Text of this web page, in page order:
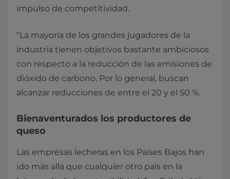
impulso de competitividad.
"La mayoría de los grandes jugadores de la
industria tienen objetivos bastante ambiciosos
con respecto a la reducción de las emisiones de
dióxido de carbono. Por lo general, buscan
alcanzar reducciones de entre el 20 y el 50 %.
Bienaventurados los productores de
queso
Las empresas lecheras en los Países Bajos han
ido más allá que cualquier otro país en la